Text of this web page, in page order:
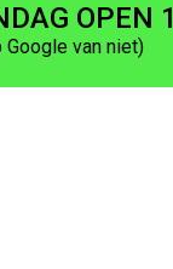
OPEN
van niet)